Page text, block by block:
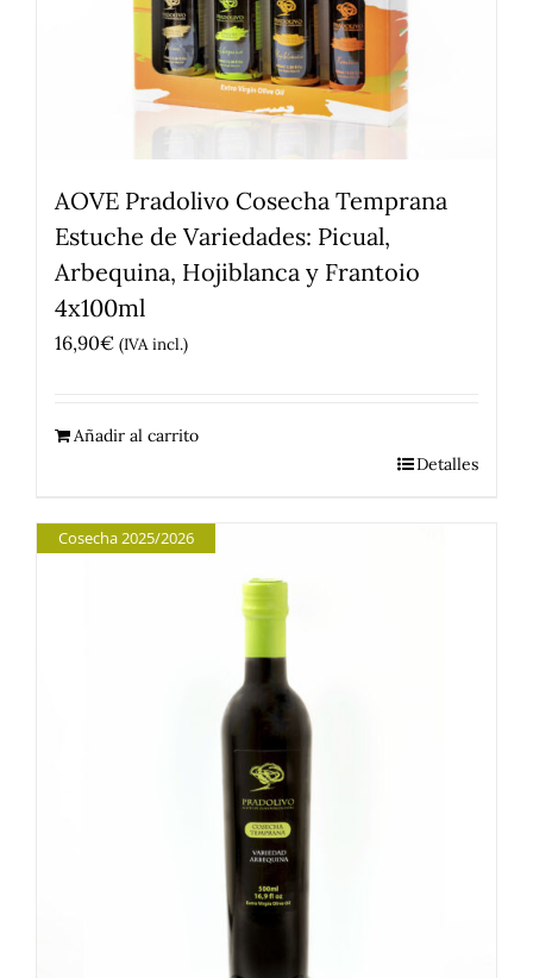
AOVE Pradolivo Cosecha Temprana
Estuche de Variedades: Picual,
Arbequina, Hojiblanca y Frantoio
4x100ml
16,90€ (IVA incl.)
Añadir al carrito
Detalles
Cosecha 2025/2026